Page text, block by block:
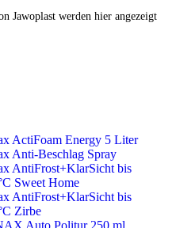
Jawoplast werden hier angezeigt
ActiFoam Energy 5 Liter
Anti-Beschlag Spray
AntiFrost+KlarSicht bis
Sweet Home
AntiFrost+KlarSicht bis
Zirbe
Auto Politur 250 ml